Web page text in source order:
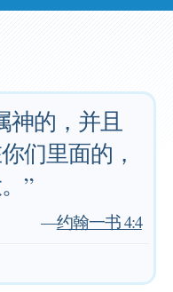
神的，并且
们里面的，
”
—约翰一书 4:4